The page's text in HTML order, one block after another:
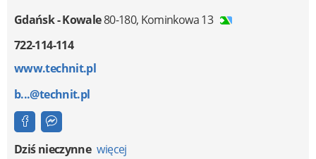
Gdańsk - Kowale80-180, Kominkowa 13
722-114-114
www.technit.pl
b...@technit.pl
Dziś nieczynne więcej